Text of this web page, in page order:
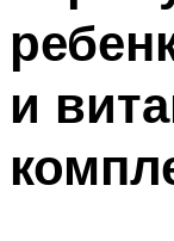
и